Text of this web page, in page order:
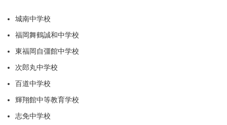
城南中学校
福岡舞鶴誠和中学校
東福岡自彊館中学校
次郎丸中学校
百道中学校
輝翔館中等教育学校
志免中学校